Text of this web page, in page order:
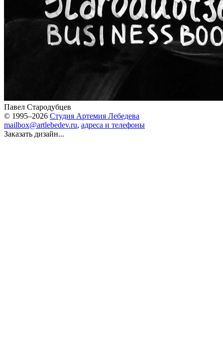
Павел Стародубцев
© 1995–2026 Студия Артемия Лебедева
mailbox@artlebedev.ru, адреса и телефоны
Заказать дизайн...